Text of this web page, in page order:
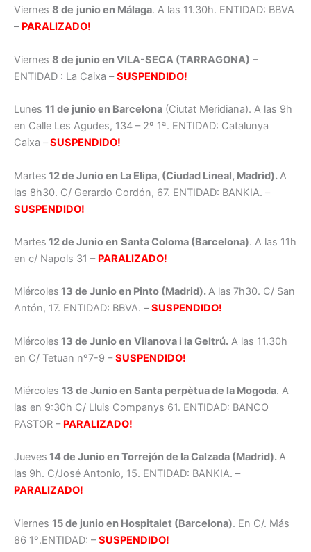
Viernes 8 de junio en Málaga. A las 11.30h. ENTIDAD: BBVA
– PARALIZADO!
Viernes 8 de junio en VILA-SECA (TARRAGONA) –
ENTIDAD : La Caixa –SUSPENDIDO!
Lunes 11 de junio en Barcelona (Ciutat Meridiana). A las 9h
en Calle Les Agudes, 134 – 2º 1ª. ENTIDAD: Catalunya
Caixa –SUSPENDIDO!
Martes 12 de Junio en La Elipa, (Ciudad Lineal, Madrid). A
las 8h30. C/ Gerardo Cordón, 67. ENTIDAD: BANKIA. –
SUSPENDIDO!
Martes 12 de Junio en Santa Coloma (Barcelona). A las 11h
en c/ Napols 31 – PARALIZADO!
Miércoles 13 de Junio en Pinto (Madrid).A las 7h30. C/ San
Antón, 17. ENTIDAD: BBVA. –SUSPENDIDO!
Miércoles 13 de Junio en Vilanova i la Geltrú. A las 11.30h
en C/ Tetuan nº7-9 –SUSPENDIDO!
Miércoles 13 de Junio en Santa perpètua de la Mogoda. A
las en 9:30h C/ Lluis Companys 61. ENTIDAD: BANCO
PASTOR – PARALIZADO!
Jueves 14 de Junio en Torrejón de la Calzada (Madrid).A
las 9h. C/José Antonio, 15. ENTIDAD: BANKIA. –
PARALIZADO!
Viernes 15 de junio en Hospitalet (Barcelona). En C/. Más
86 1º.ENTIDAD: –SUSPENDIDO!